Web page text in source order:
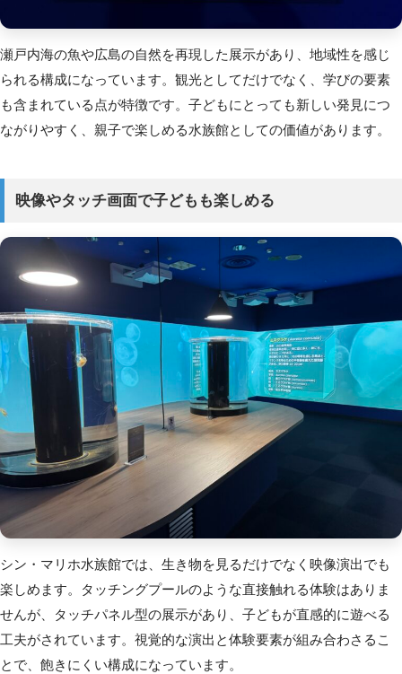
瀬戸内海の魚や広島の自然を再現した展示があり、地域性を感じ
られる構成になっています。観光としてだけでなく、学びの要素
も含まれている点が特徴です。子どもにとっても新しい発見につ
ながりやすく、親子で楽しめる水族館としての価値があります。
映像やタッチ画面で子どもも楽しめる
シン・マリホ水族館では、生き物を見るだけでなく映像演出でも
楽しめます。タッチングプールのような直接触れる体験はありま
せんが、タッチパネル型の展示があり、子どもが直感的に遊べる
工夫がされています。視覚的な演出と体験要素が組み合わさるこ
とで、飽きにくい構成になっています。